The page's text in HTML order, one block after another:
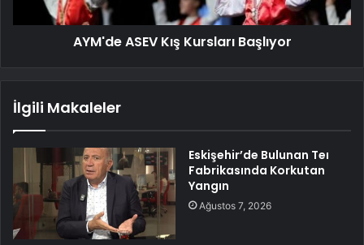
AYM'de ASEV Kış Kursları Başlıyor
İlgili Makaleler
Eskişehir’de Bulunan Teı
Fabrikasında Korkutan
Yangın
Ağustos 7, 2026